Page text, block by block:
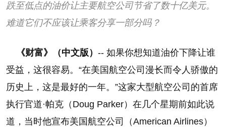
跌至低点的油价让主要航空公司节省了数十亿美元。
难道它们不应该让乘客分享一部分吗？
《财富》（中文版） -- 如果你想知道油价下降让谁
受益，这很容易。“在美国航空公司漫长而令人骄傲的
历史上，这是最好的一年。”这家大型航空公司的首席
执行官道·帕克（Doug Parker）在几个星期前如此说
道，当时他宣布美国航空公司（American Airlines）